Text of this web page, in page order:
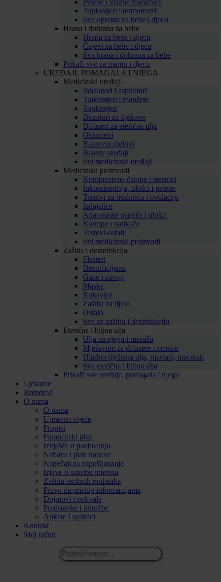
Pelene i vlažne maramice
Toplomjeri i termometri
Sva oprema za bebe i djecu
Hrana i dohrana za bebe
Hrana za bebe i djecu
Čajevi za bebe i djecu
Sva hrana i dohrana za bebe
Prikaži sve za mamu i djecu
UREĐAJI, POMAGALA I NJEGA
Medicinski uređaji
Inhalatori i aspiratori
Tlakomjeri i manžete
Toplomjeri
Dozatori za lijekove
Difuzeri za eterična ulja
Oksimetri
Rezervni djelovi
Beauty uređaji
Svi medicinski uređaji
Medicinski proizvodi
Kompresivne čarape i steznici
Inkontinencija, ulošci i pelene
Testovi za trudnoću i ovulaciju
Izdajalice
Anatomske papuče i ulošci
Klompe i natikače
Testovi-ostali
Svi medicinski proizvodi
Zaštita i dezinfekcija
Flasteri
Dezinficijensi
Gaze i zavoji
Maske
Rukavice
Zaštita za tijelo
Ostalo
Sve za zaštitu i dezinfekciju
Eterična i biljna ulja
Ulja za njegu i masažu
Mješavine za difuzere i prostor
Hladno tiještena ulja, maslaci, macerati
Sva eterična i biljna ulja
Prikaži sve uređaje, pomagala i njegu
Ljekarne
Brendovi
O nama
O nama
Upravno vijeće
Propisi
Financijski plan
Izvješće o poslovanju
Nabava i plan nabave
Natječaji za zapošljavanje
Izjave o sukobu interesa
Zaštita osobnih podataka
Pravo na pristup informacijama
Dojmovi i pohvale
Predstavke i pritužbe
Ankete i upitnici
Kontakt
Moj račun
Pretraživanje...